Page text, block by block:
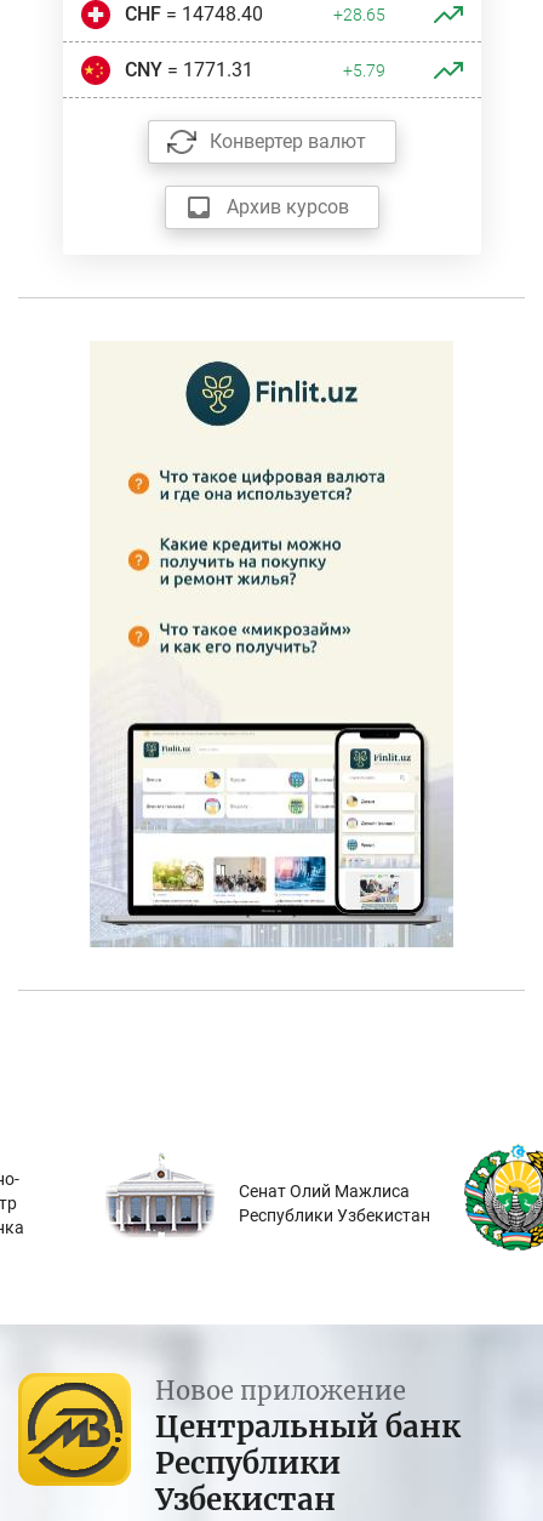
CHF= 14748.40 +28.65
CNY= 1771.31 +5.79
Конвертер валют
Архив курсов
Сенат Олий Мажлиса
Республики Узбекистан
Новое приложение
Центральный банк
Республики
Узбекистан